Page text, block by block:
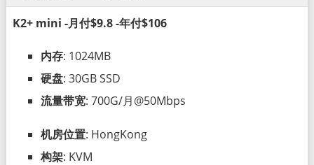
K2+ mini -月付$9.8 -年付$106
内存: 1024MB
硬盘: 30GB SSD
流量带宽: 700G/月@50Mbps
机房位置: HongKong
构架: KVM